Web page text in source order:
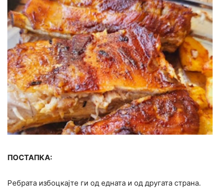
ПОСТАПКА:
Ребрата избоцкајте ги од едната и од другата страна.